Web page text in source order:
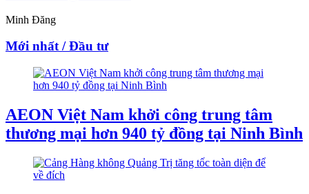
Minh Đăng
Mới nhất / Đầu tư
AEON Việt Nam khởi công trung tâm
thương mại hơn 940 tỷ đồng tại Ninh Bình